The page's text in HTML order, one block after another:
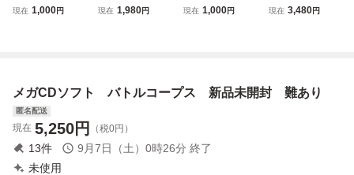
ガドライブ メガC
現在 1,000円
HOLE ASSALLT /
現在 1,980円
布武 (TENKAFUB
現在 1,000円
ドストック 未開
現在 3,480円
メガCDソフト バトルコープス 新品未開封 難あり
匿名配送
現在 5,250円 （税0円）
13件 9月7日（土）0時26分 終了
未使用